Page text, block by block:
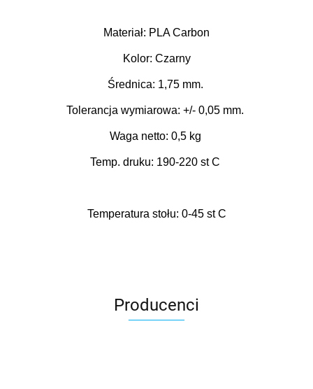
Materiał: PLA Carbon
Kolor: Czarny
Średnica: 1,75 mm.
Tolerancja wymiarowa: +/- 0,05 mm.
Waga netto: 0,5 kg
Temp. druku: 190-220 st C
Temperatura stołu: 0-45 st C
Producenci